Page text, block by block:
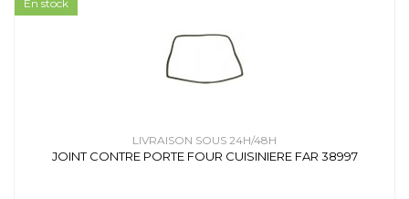
LIVRAISON SOUS 24H/48H
JOINT CONTRE PORTE FOUR CUISINIERE FAR 38997
En stock